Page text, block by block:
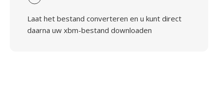
Laat het bestand converteren en u kunt direct
daarna uw xbm-bestand downloaden